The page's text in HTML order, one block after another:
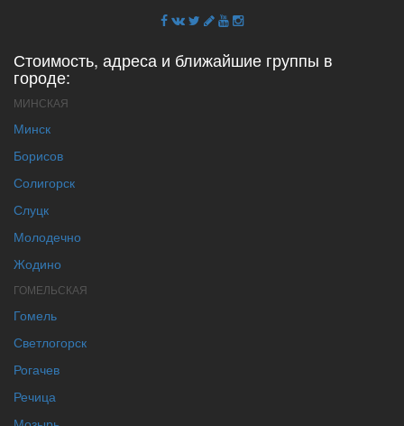
Стоимость, адреса и ближайшие группы в
городе:
МИНСКАЯ
Минск
Борисов
Солигорск
Слуцк
Молодечно
Жодино
ГОМЕЛЬСКАЯ
Гомель
Светлогорск
Рогачев
Речица